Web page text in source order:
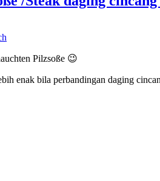
Pilzsoße 😉
enak bila perbandingan daging